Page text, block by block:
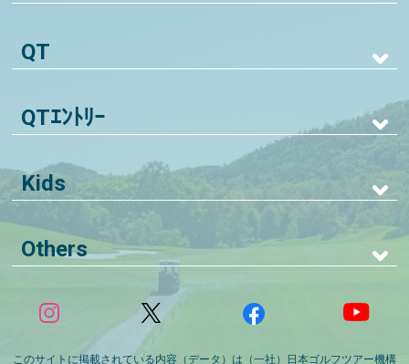
QT
QTｴﾝﾄﾘｰ
Kids
Others
このサイトに掲載されている内容（データ）は（一社）日本ゴルフツアー機構